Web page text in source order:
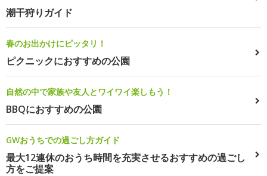
潮干狩りガイド
春のお出かけにピッタリ！
ピクニックにおすすめの公園
自然の中で家族や友人とワイワイ楽しもう！
BBQにおすすめの公園
GWおうちでの過ごし方ガイド
最大12連休のおうち時間を充実させるおすすめの過ごし
方をご提案